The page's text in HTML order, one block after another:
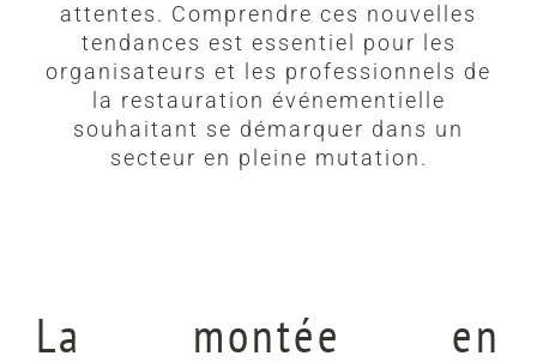
attentes. Comprendre ces nouvelles
tendances est essentiel pour les
organisateurs et les professionnels de
la restauration événementielle
souhaitant se démarquer dans un
secteur en pleine mutation.
La montée en